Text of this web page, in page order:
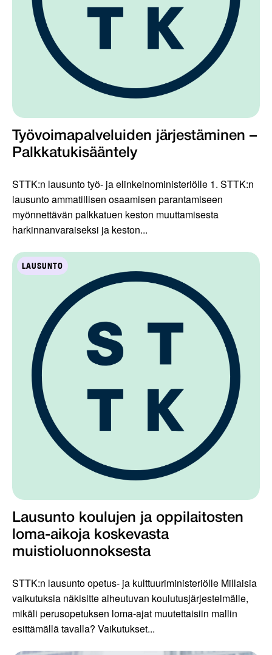
Työvoimapalveluiden järjestäminen –
Palkkatukisääntely
STTK:n lausunto työ- ja elinkeinoministeriölle 1. STTK:n
lausunto ammatillisen osaamisen parantamiseen
myönnettävän palkkatuen keston muuttamisesta
harkinnanvaraiseksi ja keston...
LAUSUNTO
Lausunto koulujen ja oppilaitosten
loma-aikoja koskevasta
muistioluonnoksesta
STTK:n lausunto opetus- ja kulttuuriministeriölle Millaisia
vaikutuksia näkisitte aiheutuvan koulutusjärjestelmälle,
mikäli perusopetuksen loma-ajat muutettaisiin mallin
esittämällä tavalla? Vaikutukset...